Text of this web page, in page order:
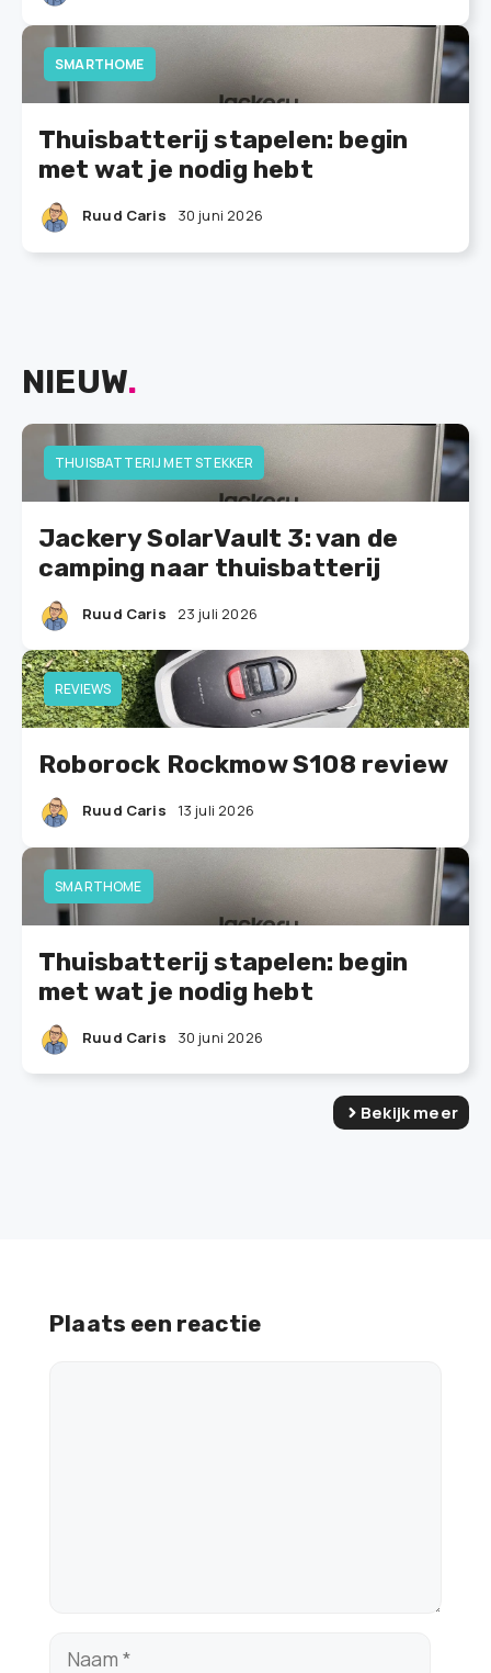
SMARTHOME
Thuisbatterij stapelen: begin
met wat je nodig hebt
Ruud Caris 30 juni 2026
NIEUW.
THUISBATTERIJ MET STEKKER
Jackery SolarVault 3: van de
camping naar thuisbatterij
Ruud Caris 23 juli 2026
REVIEWS
Roborock Rockmow S108 review
Ruud Caris 13 juli 2026
SMARTHOME
Thuisbatterij stapelen: begin
met wat je nodig hebt
Ruud Caris 30 juni 2026
Bekijk meer
Plaats een reactie
Naam